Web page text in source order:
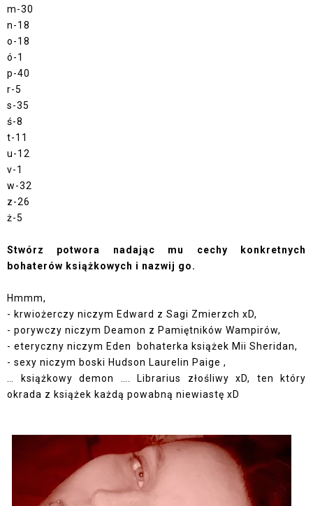
m-30
n-18
o-18
ó-1
p-40
r-5
s-35
ś-8
t-11
u-12
v-1
w-32
z-26
ż-5
Stwórz potwora nadając mu cechy konkretnych
bohaterów książkowych i nazwij go.
Hmmm,
- krwiożerczy niczym Edward z Sagi Zmierzch xD,
- porywczy niczym Deamon z Pamiętników Wampirów,
- eteryczny niczym Eden
bohaterka książek Mii Sheridan,
- sexy niczym boski Hudson Laurelin Paige ,
… książkowy demon …. Librarius złośliwy xD, ten który
okrada z książek każdą powabną niewiastę xD